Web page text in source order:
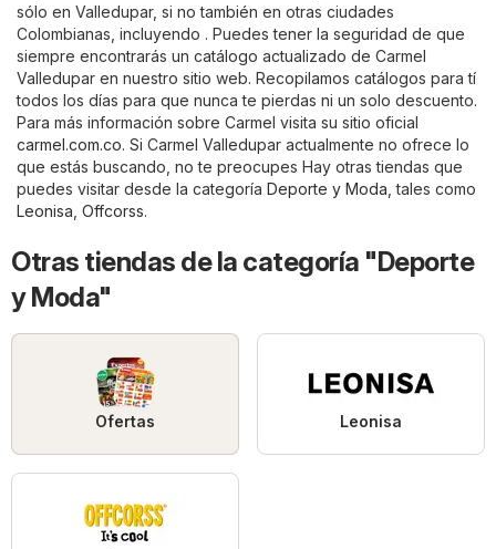
sólo en Valledupar, si no también en otras ciudades
Colombianas, incluyendo . Puedes tener la seguridad de que
siempre encontrarás un catálogo actualizado de Carmel
Valledupar en nuestro sitio web. Recopilamos catálogos para tí
todos los días para que nunca te pierdas ni un solo descuento.
Para más información sobre Carmel visita su sitio oficial
carmel.com.co. Si Carmel Valledupar actualmente no ofrece lo
que estás buscando, no te preocupes Hay otras tiendas que
puedes visitar desde la categoría Deporte y Moda , tales como
Leonisa Offcorss.
Otras tiendas de la categoría "Deporte
y Moda"
Ofertas Leonisa